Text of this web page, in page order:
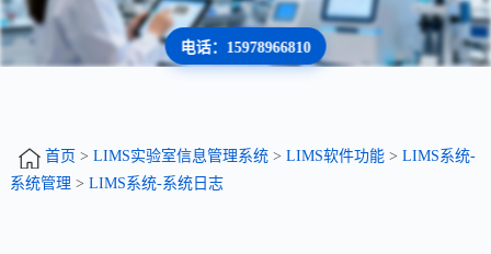
电话：15978966810
首页 > LIMS实验室信息管理系统> LIMS软件功能> LIMS系统-
系统管理 > LIMS系统-系统日志